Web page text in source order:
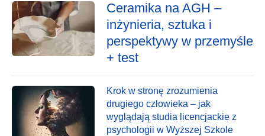
Ceramika na AGH –
inżynieria, sztuka i
perspektywy w przemyśle
+ test
Krok w stronę zrozumienia
drugiego człowieka – jak
wyglądają studia licencjackie z
psychologii w Wyższej Szkole